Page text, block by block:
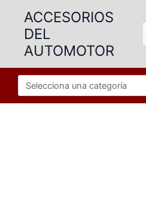
contenido
ACCESORIOS
DEL
AUTOMOTOR